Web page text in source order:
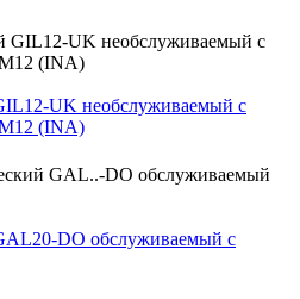
UK необслуживаемый с
(INA)
DO обслуживаемый с